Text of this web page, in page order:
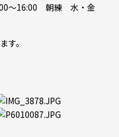
～16:00 朝練 水・金
す。